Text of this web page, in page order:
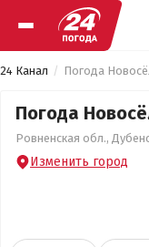
24 Канал Погода
Погода
Ровненская обл.,
Изменить город